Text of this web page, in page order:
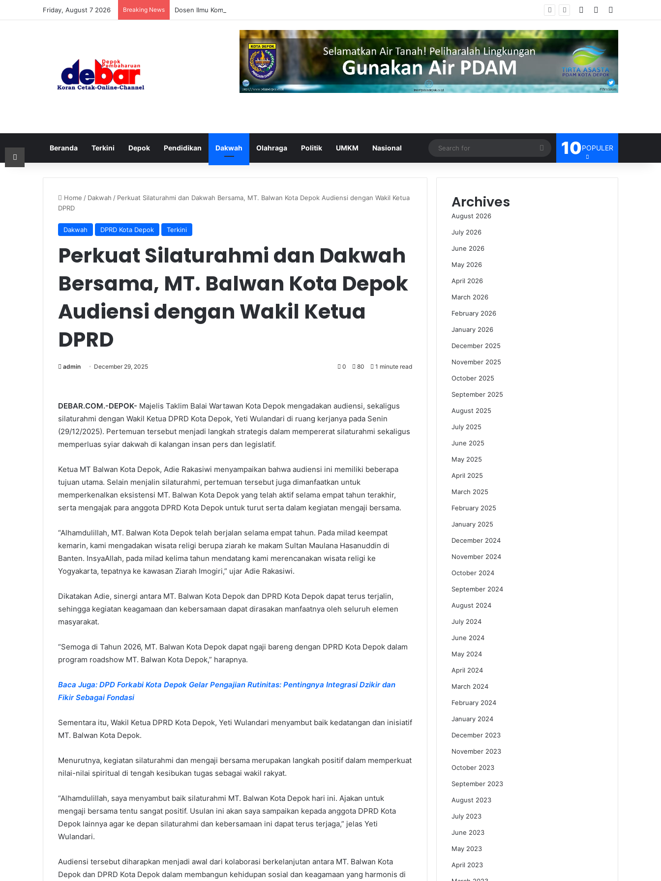
Friday, August 7 2026 Breaking News Dosen Ilmu Komputer UPER Kembangkan Netrash, Bikin Pengelolaan Sampah Makin Efisien Log InRandom Article
Beranda Terkini Depok Pendidikan Dakwah Olahraga Politik UMKM Nasional
Search
for
10POPULER
Home / Dakwah / Perkuat Silaturahmi dan Dakwah Bersama, MT. Balwan Kota Depok Audiensi dengan Wakil Ketua
DPRD
Dakwah DPRD Kota Depok Terkini
Perkuat Silaturahmi dan Dakwah
Bersama, MT. Balwan Kota Depok
Audiensi dengan Wakil Ketua
DPRD
admin December 29, 2025 0 80 1 minute read
DEBAR.COM.-DEPOK- Majelis Taklim Balai Wartawan Kota Depok mengadakan audiensi, sekaligus
silaturahmi dengan Wakil Ketua DPRD Kota Depok, Yeti Wulandari di ruang kerjanya pada Senin
(29/12/2025). Pertemuan tersebut menjadi langkah strategis dalam mempererat silaturahmi sekaligus
memperluas syiar dakwah di kalangan insan pers dan legislatif.
Ketua MT Balwan Kota Depok, Adie Rakasiwi menyampaikan bahwa audiensi ini memiliki beberapa
tujuan utama. Selain menjalin silaturahmi, pertemuan tersebut juga dimanfaatkan untuk
memperkenalkan eksistensi MT. Balwan Kota Depok yang telah aktif selama empat tahun terakhir,
serta mengajak para anggota DPRD Kota Depok untuk turut serta dalam kegiatan mengaji bersama.
“Alhamdulillah, MT. Balwan Kota Depok telah berjalan selama empat tahun. Pada milad keempat
kemarin, kami mengadakan wisata religi berupa ziarah ke makam Sultan Maulana Hasanuddin di
Banten. InsyaAllah, pada milad kelima tahun mendatang kami merencanakan wisata religi ke
Yogyakarta, tepatnya ke kawasan Ziarah Imogiri,” ujar Adie Rakasiwi.
Dikatakan Adie, sinergi antara MT. Balwan Kota Depok dan DPRD Kota Depok dapat terus terjalin,
sehingga kegiatan keagamaan dan kebersamaan dapat dirasakan manfaatnya oleh seluruh elemen
masyarakat.
“Semoga di Tahun 2026, MT. Balwan Kota Depok dapat ngaji bareng dengan DPRD Kota Depok dalam
program roadshow MT. Balwan Kota Depok,” harapnya.
Baca Juga: DPD Forkabi Kota Depok Gelar Pengajian Rutinitas: Pentingnya Integrasi Dzikir dan
Fikir Sebagai Fondasi
Sementara itu, Wakil Ketua DPRD Kota Depok, Yeti Wulandari menyambut baik kedatangan dan inisiatif
MT. Balwan Kota Depok.
Menurutnya, kegiatan silaturahmi dan mengaji bersama merupakan langkah positif dalam memperkuat
nilai-nilai spiritual di tengah kesibukan tugas sebagai wakil rakyat.
“Alhamdulillah, saya menyambut baik silaturahmi MT. Balwan Kota Depok hari ini. Ajakan untuk
mengaji bersama tentu sangat positif. Usulan ini akan saya sampaikan kepada anggota DPRD Kota
Depok lainnya agar ke depan silaturahmi dan kebersamaan ini dapat terus terjaga,” jelas Yeti
Wulandari.
Audiensi tersebut diharapkan menjadi awal dari kolaborasi berkelanjutan antara MT. Balwan Kota
Depok dan DPRD Kota Depok dalam membangun kehidupan sosial dan keagamaan yang harmonis di
Archives
August 2026
July 2026
June 2026
May 2026
April 2026
March 2026
February 2026
January 2026
December 2025
November 2025
October 2025
September 2025
August 2025
July 2025
June 2025
May 2025
April 2025
March 2025
February 2025
January 2025
December 2024
November 2024
October 2024
September 2024
August 2024
July 2024
June 2024
May 2024
April 2024
March 2024
February 2024
January 2024
December 2023
November 2023
October 2023
September 2023
August 2023
July 2023
June 2023
May 2023
April 2023